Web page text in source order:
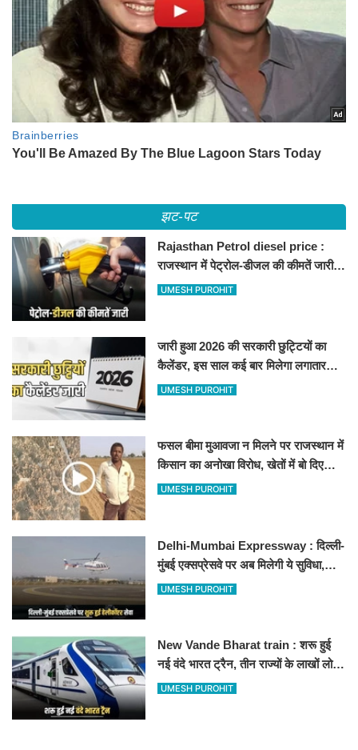
झट-पट
Rajasthan Petrol diesel price :
राजस्थान में पेट्रोल-डीजल की कीमतें जारी,
जानिए बीकानेर समेत पुरे प्रदेश में नए रेट
UMESH PUROHIT
जारी हुआ 2026 की सरकारी छुट्टियों का
कैलेंडर, इस साल कई बार मिलेगा लगातार
अवकाश, देखें
UMESH PUROHIT
फसल बीमा मुआवजा न मिलने पर राजस्थान में
किसान का अनोखा विरोध, खेतों में बो दिए
500-500 रुपए के नोट, वीडियो वायरल
UMESH PUROHIT
Delhi-Mumbai Expressway : दिल्ली-
मुंबई एक्सप्रेसवे पर अब मिलेगी ये सुविधा,
हेलीकॉप्टर सर्विस से तुरंत घायल पहुंचेगा
UMESH PUROHIT
New Vande Bharat train : शरू हुई
नई वंदे भारत ट्रैन, तीन राज्यों के लाखों लोगों
का सफर होगा आसान, देखें पूरा रूटमैप
UMESH PUROHIT